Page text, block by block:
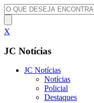
X
JC Notícias
JC Notícias
Notícias
Policial
Destaques